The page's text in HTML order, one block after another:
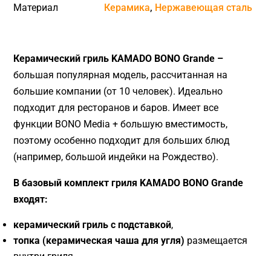
Материал
Керамика, Нержавеющая сталь
Керамический гриль KAMADO BONO Grande –
большая популярная модель, рассчитанная на
большие компании (от 10 человек). Идеально
подходит для ресторанов и баров. Имеет все
функции BONO Media + большую вместимость,
поэтому особенно подходит для больших блюд
(например, большой индейки на Рождество).
В базовый комплект гриля KAMADO BONO Grande
входят:
керамический гриль с подставкой,
топка (керамическая чаша для угля) размещается